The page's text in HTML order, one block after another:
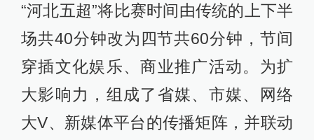
“河北五超”将比赛时间由传统的上下半
场共40分钟改为四节共60分钟，节间
穿插文化娱乐、商业推广活动。为扩
大影响力，组成了省媒、市媒、网络
大V、新媒体平台的传播矩阵，并联动